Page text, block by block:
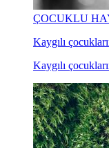
ÇOCUKLU
Kaygılı
Kaygılı